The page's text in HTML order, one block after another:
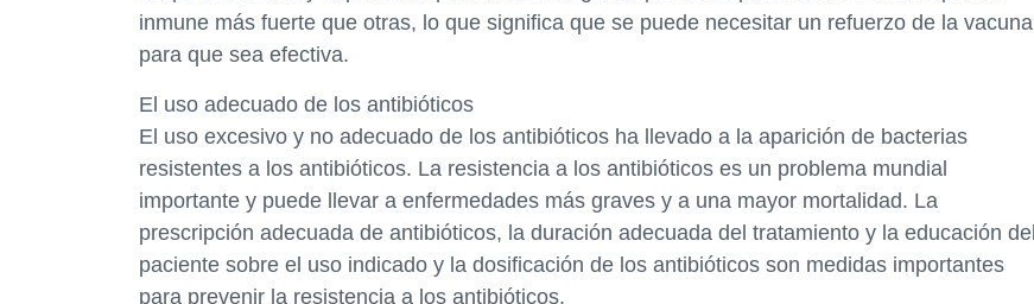
inmune más fuerte que otras, lo que significa que se puede necesitar un refuerzo de la vacuna
para que sea efectiva.
El uso adecuado de los antibióticos
El uso excesivo y no adecuado de los antibióticos ha llevado a la aparición de bacterias
resistentes a los antibióticos. La resistencia a los antibióticos es un problema mundial
importante y puede llevar a enfermedades más graves y a una mayor mortalidad. La
prescripción adecuada de antibióticos, la duración adecuada del tratamiento y la educación del
paciente sobre el uso indicado y la dosificación de los antibióticos son medidas importantes
para prevenir la resistencia a los antibióticos.